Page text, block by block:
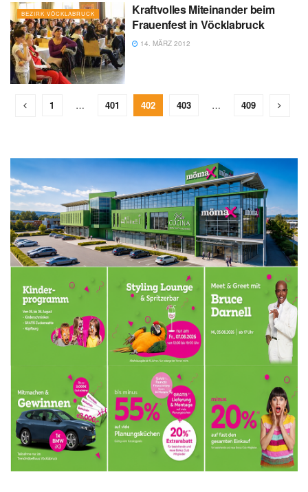
BEZIRK VÖCKLABRUCK
Kraftvolles Miteinander beim
Frauenfest in Vöcklabruck
14. MÄRZ 2012
1 … 401 402 403 … 409